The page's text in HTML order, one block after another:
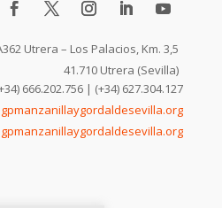
Utrera – Los Palacios, Km. 3,5
41.710 Utrera (Sevilla)
666.202.756 | (+34) 627.304.127